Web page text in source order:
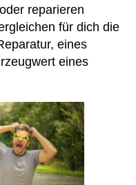
reparieren
für dich die
eines
eines